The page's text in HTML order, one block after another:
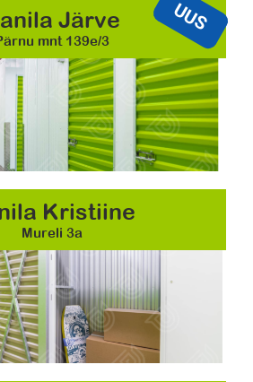
Järve
mnt 139e/3
UUS
Kristiine
Mureli 3a